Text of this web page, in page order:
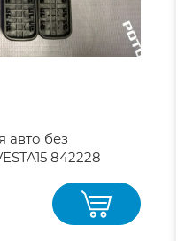
авто без
842228